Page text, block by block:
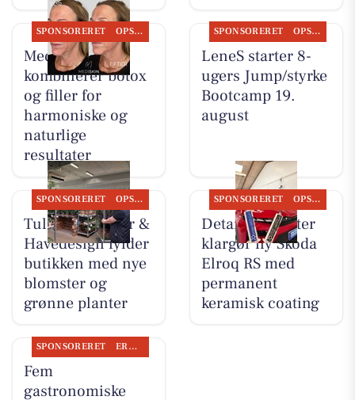
SPONSORERET OPSLAGSTAVLEN
MediSkin
kombinerer botox
og filler for
harmoniske og
naturlige
resultater
SPONSORERET OPSLAGSTAVLEN
LeneS starter 8-
ugers Jump/styrke
Bootcamp 19.
august
SPONSORERET OPSLAGSTAVLEN
Tulipa Blomster &
Havedesign fylder
butikken med nye
blomster og
grønne planter
SPONSORERET OPSLAGSTAVLEN
Detailing Center
klargør ny Skoda
Elroq RS med
permanent
keramisk coating
SPONSORERET ERHVERV
Fem
gastronomiske